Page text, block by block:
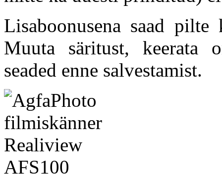
Lisaboonusena saad pilte
Muuta säritust, keerata
seaded enne salvestamist.